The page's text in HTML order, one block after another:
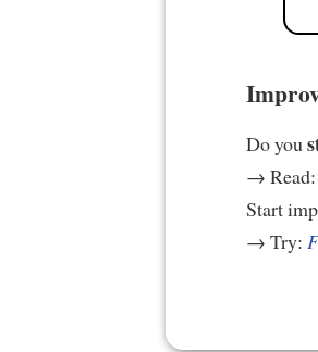
Do you
→ Read:
Start
→ Try: